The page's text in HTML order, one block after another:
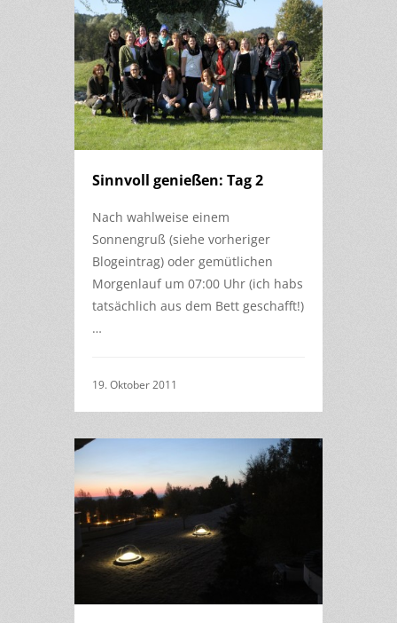
Sinnvoll genießen: Tag 2
Nach wahlweise einem
Sonnengruß (siehe vorheriger
Blogeintrag) oder gemütlichen
Morgenlauf um 07:00 Uhr (ich habs
tatsächlich aus dem Bett geschafft!)
…
19. Oktober 2011